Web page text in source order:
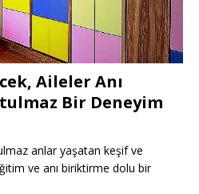
Aileler Anı
Bir Deneyim
anlar yaşatan keşif ve
ve anı biriktirme dolu bir